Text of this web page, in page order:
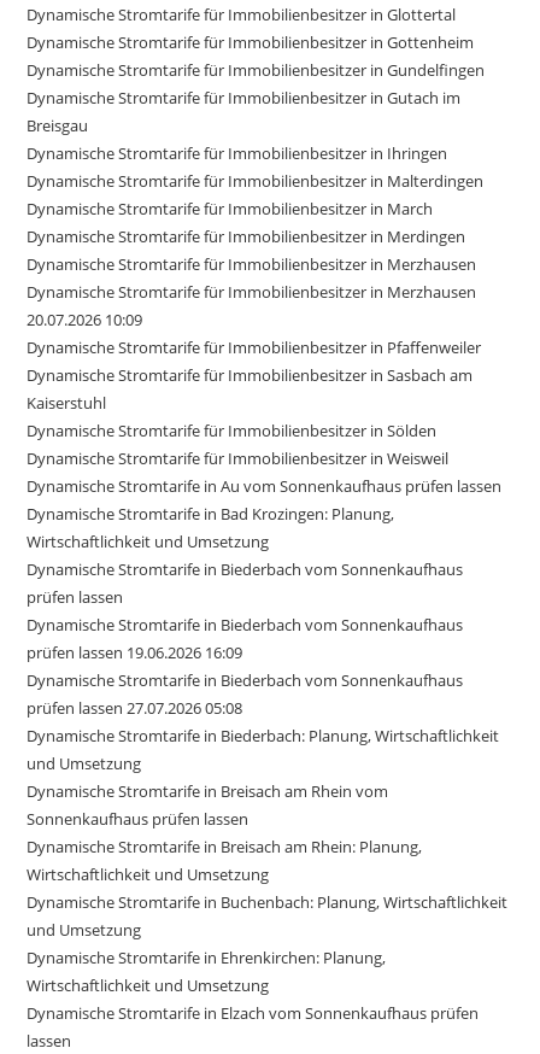
Dynamische Stromtarife für Immobilienbesitzer in Glottertal
Dynamische Stromtarife für Immobilienbesitzer in Gottenheim
Dynamische Stromtarife für Immobilienbesitzer in Gundelfingen
Dynamische Stromtarife für Immobilienbesitzer in Gutach im
Breisgau
Dynamische Stromtarife für Immobilienbesitzer in Ihringen
Dynamische Stromtarife für Immobilienbesitzer in Malterdingen
Dynamische Stromtarife für Immobilienbesitzer in March
Dynamische Stromtarife für Immobilienbesitzer in Merdingen
Dynamische Stromtarife für Immobilienbesitzer in Merzhausen
Dynamische Stromtarife für Immobilienbesitzer in Merzhausen
20.07.2026 10:09
Dynamische Stromtarife für Immobilienbesitzer in Pfaffenweiler
Dynamische Stromtarife für Immobilienbesitzer in Sasbach am
Kaiserstuhl
Dynamische Stromtarife für Immobilienbesitzer in Sölden
Dynamische Stromtarife für Immobilienbesitzer in Weisweil
Dynamische Stromtarife in Au vom Sonnenkaufhaus prüfen lassen
Dynamische Stromtarife in Bad Krozingen: Planung,
Wirtschaftlichkeit und Umsetzung
Dynamische Stromtarife in Biederbach vom Sonnenkaufhaus
prüfen lassen
Dynamische Stromtarife in Biederbach vom Sonnenkaufhaus
prüfen lassen 19.06.2026 16:09
Dynamische Stromtarife in Biederbach vom Sonnenkaufhaus
prüfen lassen 27.07.2026 05:08
Dynamische Stromtarife in Biederbach: Planung, Wirtschaftlichkeit
und Umsetzung
Dynamische Stromtarife in Breisach am Rhein vom
Sonnenkaufhaus prüfen lassen
Dynamische Stromtarife in Breisach am Rhein: Planung,
Wirtschaftlichkeit und Umsetzung
Dynamische Stromtarife in Buchenbach: Planung, Wirtschaftlichkeit
und Umsetzung
Dynamische Stromtarife in Ehrenkirchen: Planung,
Wirtschaftlichkeit und Umsetzung
Dynamische Stromtarife in Elzach vom Sonnenkaufhaus prüfen
lassen